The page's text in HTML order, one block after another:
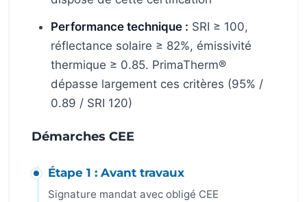
Performance technique : SRI ≥ 100,
réflectance solaire ≥ 82%, émissivité
thermique ≥ 0.85. PrimaTherm®
dépasse largement ces critères (95% /
0.89 / SRI 120)
Démarches CEE
Étape 1 : Avant travaux
Signature mandat avec obligé CEE